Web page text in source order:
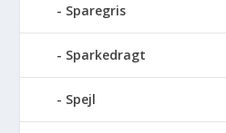
Sparegris
Sparkedragt
Spejl